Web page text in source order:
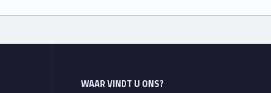
WAAR VINDT U ONS?